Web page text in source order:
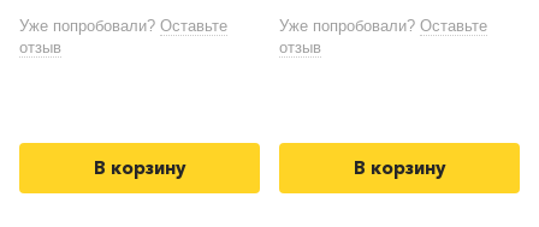
Уже попробовали? Оставьте
отзыв
Уже попробовали? Оставьте
отзыв